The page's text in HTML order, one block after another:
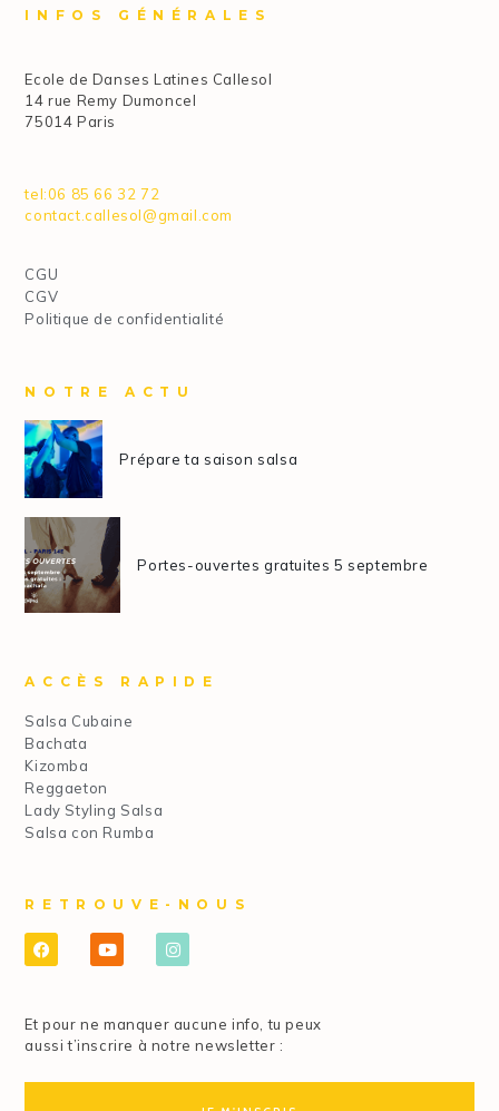
INFOS GÉNÉRALES
Ecole de Danses Latines Callesol
14 rue Remy Dumoncel
75014 Paris
tel:06 85 66 32 72
contact.callesol@gmail.com
CGU
CGV
Politique de confidentialité
NOTRE ACTU
Prépare ta saison salsa
Portes-ouvertes gratuites 5 septembre
ACCÈS RAPIDE
Salsa Cubaine
Bachata
Kizomba
Reggaeton
Lady Styling Salsa
Salsa con Rumba
RETROUVE-NOUS
Et pour ne manquer aucune info, tu peux
aussi t’inscrire à notre newsletter :